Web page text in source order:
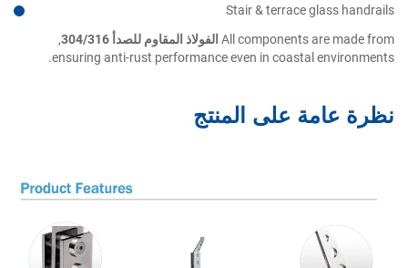
Stair & terrace glass handrails
All components are made from الفولاذ المقاوم للصدأ 304/316
,
ensuring anti-rust performance even in coastal environments.
نظرة عامة على المنتج